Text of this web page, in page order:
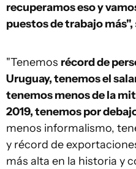
recuperamos eso y
puestos de trabajo más",
"Tenemos récord de
Uruguay, tenemos el
tenemos menos de la
2019, tenemos por
menos informalismo,
y récord de
más alta en la historia y